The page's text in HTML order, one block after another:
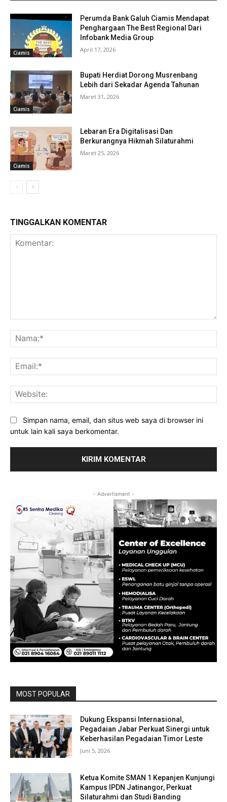
Ciamis
Perumda Bank Galuh Ciamis Mendapat
Penghargaan The Best Regional Dari
Infobank Media Group
April 17, 2026
Ciamis
Bupati Herdiat Dorong Musrenbang
Lebih dari Sekadar Agenda Tahunan
Maret 31, 2026
Ciamis
Lebaran Era Digitalisasi Dan
Berkurangnya Hikmah Silaturahmi
Maret 25, 2026
TINGGALKAN KOMENTAR
Simpan nama, email, dan situs web saya di browser ini
untuk lain kali saya berkomentar.
- Advertisment -
MOST POPULAR
Dukung Ekspansi Internasional,
Pegadaian Jabar Perkuat Sinergi untuk
Keberhasilan Pegadaian Timor Leste
Juni 5, 2026
Ketua Komite SMAN 1 Kepanjen Kunjungi
Kampus IPDN Jatinangor, Perkuat
Silaturahmi dan Studi Banding